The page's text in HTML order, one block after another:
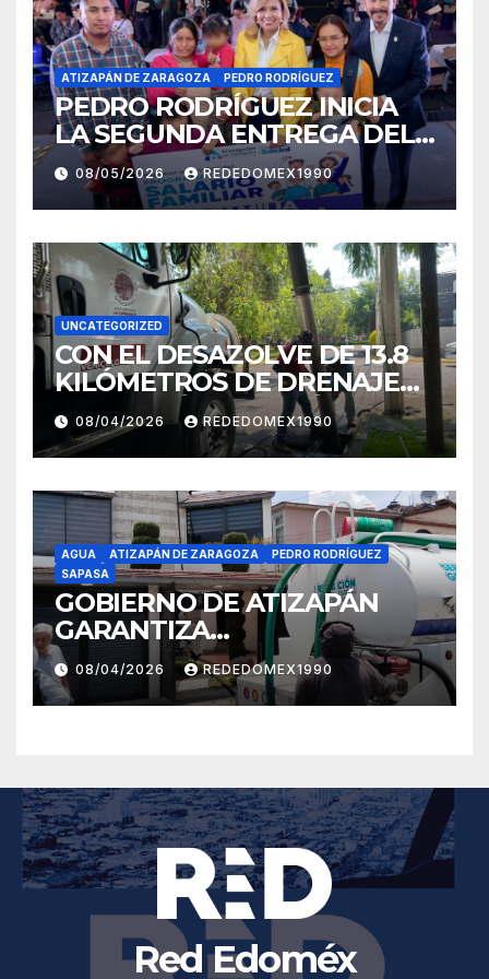
ATIZAPÁN DE ZARAGOZA PEDRO RODRÍGUEZ
PEDRO RODRÍGUEZ INICIA
LA SEGUNDA ENTREGA DEL
PROGRAMA SALARIO
FAMILIAR 2026 EN BENEFICIO
DE 20 MIL FAMILIAS
08/05/2026 REDEDOMEX1990
UNCATEGORIZED
CON EL DESAZOLVE DE 13.8
KILÓMETROS DE DRENAJE
EN PERIFÉRICO Y MÁS DE 37
KMS DE LA RED SANITARIA,
EVITA NAUCALPAN
AFECTACIONES POR LLUVIAS
08/04/2026 REDEDOMEX1990
AGUA ATIZAPÁN DE ZARAGOZA
PEDRO RODRÍGUEZ
SAPASA
GOBIERNO DE ATIZAPÁN
GARANTIZA
ABASTECIMIENTO DE AGUA
PARA MÁS DE 157 MIL
HABITANTES
08/04/2026 REDEDOMEX1990
Red Edoméx